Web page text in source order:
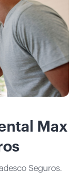
Max
Seguros.